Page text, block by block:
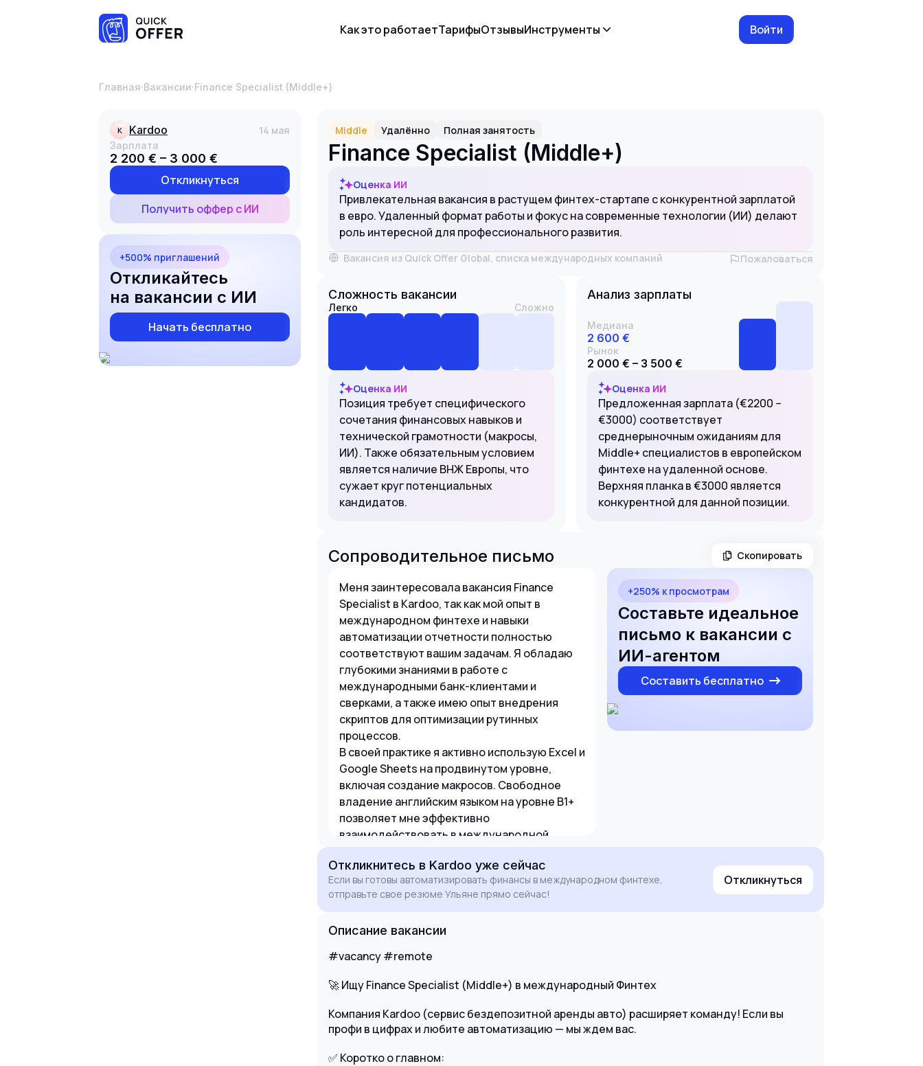
Как это работаетТарифыОтзывыИнструменты Войти
Главная·Вакансии· Finance Specialist (Middle+)
K Kardoo 14 мая
Зарплата
2 200 € – 3 000 €
Откликнуться
Получить оффер с ИИ
+500% приглашений
Откликайтесь
на вакансии с ИИ
Начать бесплатно
Middle Удалённо Полная занятость
Finance Specialist (Middle+)
Оценка ИИ
Привлекательная вакансия в растущем финтех-стартапе с конкурентной зарплатой
в евро. Удаленный формат работы и фокус на современные технологии (ИИ) делают
роль интересной для профессионального развития.
Вакансия из Quick Offer Global, списка международных компаний Пожаловаться
Сложность вакансии
Легко Сложно
Оценка ИИ
Позиция требует специфического
сочетания финансовых навыков и
технической грамотности (макросы,
ИИ). Также обязательным условием
является наличие ВНЖ Европы, что
сужает круг потенциальных
кандидатов.
Анализ зарплаты
Медиана
2 600 €
Рынок
2 000 € – 3 500 €
Оценка ИИ
Предложенная зарплата (€2200 –
€3000) соответствует
среднерыночным ожиданиям для
Middle+ специалистов в европейском
финтехе на удаленной основе.
Верхняя планка в €3000 является
конкурентной для данной позиции.
Сопроводительное письмо Скопировать
Меня заинтересовала вакансия Finance
Specialist в Kardoo, так как мой опыт в
международном финтехе и навыки
автоматизации отчетности полностью
соответствуют вашим задачам. Я обладаю
глубокими знаниями в работе с
международными банк-клиентами и
сверками, а также имею опыт внедрения
скриптов для оптимизации рутинных
процессов.
В своей практике я активно использую Excel и
Google Sheets на продвинутом уровне,
включая создание макросов. Свободное
владение английским языком на уровне B1+
позволяет мне эффективно
взаимодействовать в международной
поможет Kardoo в масштабировании сервиса
аренды авто.
+250% к просмотрам
Составьте идеальное
письмо к вакансии с
ИИ-агентом
Составить бесплатно
Откликнитесь в Kardoo уже сейчас
Если вы готовы автоматизировать финансы в международном финтехе,
отправьте свое резюме Ульяне прямо сейчас!
Откликнуться
Описание вакансии
#vacancy #remote
🚀 Ищу Finance Specialist (Middle+) в международный Финтех
Компания Kardoo (сервис бездепозитной аренды авто) расширяет команду! Если вы
профи в цифрах и любите автоматизацию — мы ждем вас.
✅ Коротко о главном: